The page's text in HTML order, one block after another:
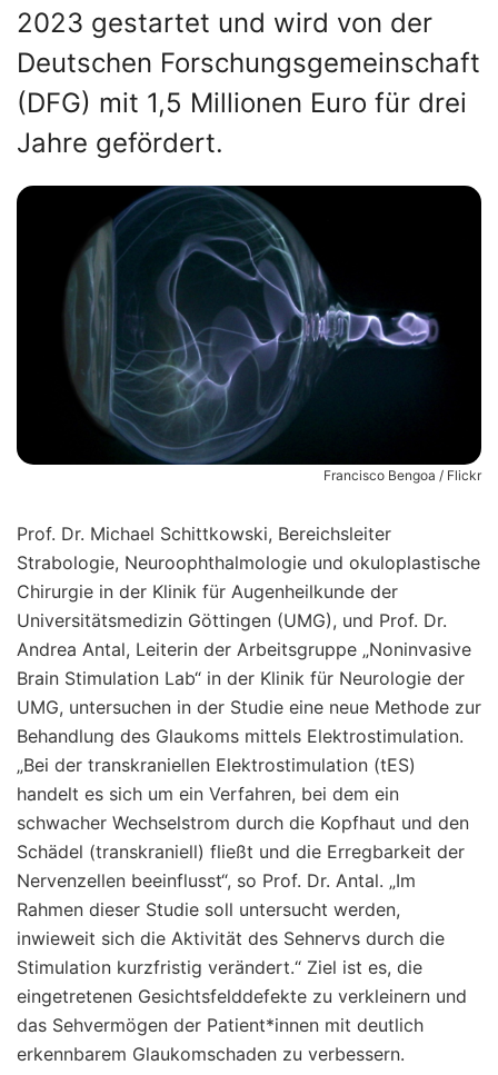
2023 gestartet und wird von der
Deutschen Forschungsgemeinschaft
(DFG) mit 1,5 Millionen Euro für drei
Jahre gefördert.
Francisco Bengoa / Flickr
Prof. Dr. Michael Schittkowski, Bereichsleiter
Strabologie, Neuroophthalmologie und okuloplastische
Chirurgie in der Klinik für Augenheilkunde der
Universitätsmedizin Göttingen (UMG), und Prof. Dr.
Andrea Antal, Leiterin der Arbeitsgruppe „Noninvasive
Brain Stimulation Lab“ in der Klinik für Neurologie der
UMG, untersuchen in der Studie eine neue Methode zur
Behandlung des Glaukoms mittels Elektrostimulation.
„Bei der transkraniellen Elektrostimulation (tES)
handelt es sich um ein Verfahren, bei dem ein
schwacher Wechselstrom durch die Kopfhaut und den
Schädel (transkraniell) fließt und die Erregbarkeit der
Nervenzellen beeinflusst“, so Prof. Dr. Antal. „Im
Rahmen dieser Studie soll untersucht werden,
inwieweit sich die Aktivität des Sehnervs durch die
Stimulation kurzfristig verändert.“ Ziel ist es, die
eingetretenen Gesichtsfelddefekte zu verkleinern und
das Sehvermögen der Patient*innen mit deutlich
erkennbarem Glaukomschaden zu verbessern.